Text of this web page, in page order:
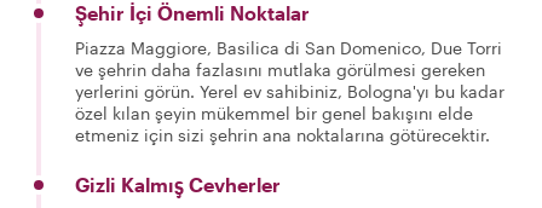
Şehir İçi Önemli Noktalar
Piazza Maggiore, Basilica di San Domenico, Due Torri
ve şehrin daha fazlasını mutlaka görülmesi gereken
yerlerini görün. Yerel ev sahibiniz, Bologna'yı bu kadar
özel kılan şeyin mükemmel bir genel bakışını elde
etmeniz için sizi şehrin ana noktalarına götürecektir.
Gizli Kalmış Cevherler